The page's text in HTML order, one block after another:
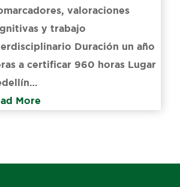
valoraciones
y trabajo
Duración un año
a certificar​ 960 horas Lugar
More